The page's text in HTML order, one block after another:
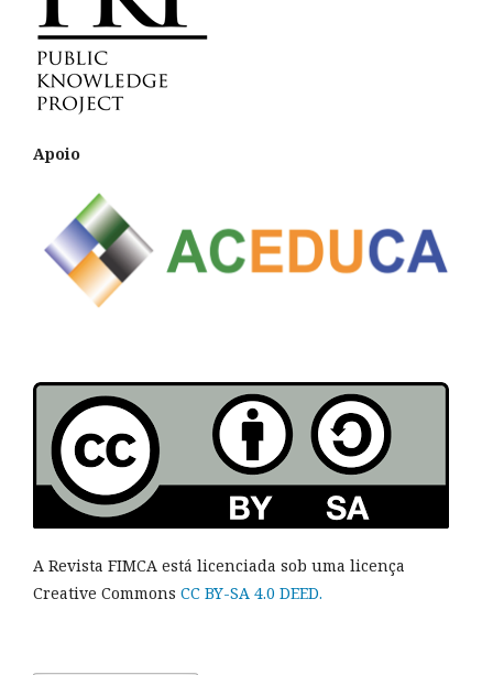
Apoio
A Revista FIMCA está licenciada sob uma licença
Creative Commons CC BY-SA 4.0 DEED.